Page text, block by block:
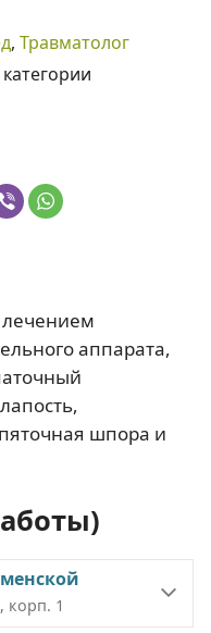
, Травматолог
лечением
аппарата,
шпора и
корп. 1